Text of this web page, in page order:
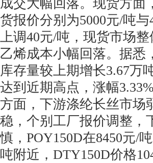
成交大幅回落。现货方面
货报价分别为5000元/吨
上调40元/吨，现货市场
乙烯成本小幅回落。据悉
库存量较上期增长3.67万
达到近期高点，涨幅
方面，下游涤纶长丝市场
稳，个别工厂报价调整，
慎，POY150D在8450元/
吨附近，DTY150D价格